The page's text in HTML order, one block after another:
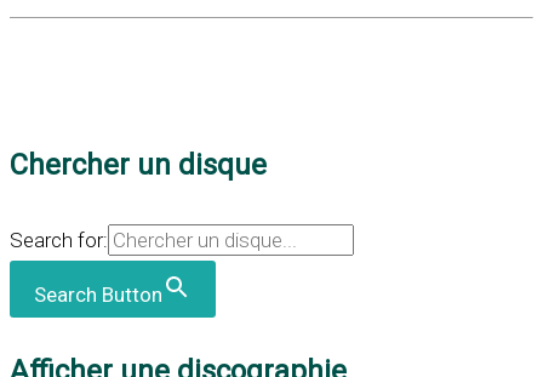
Chercher un disque
Search for:
Search Button